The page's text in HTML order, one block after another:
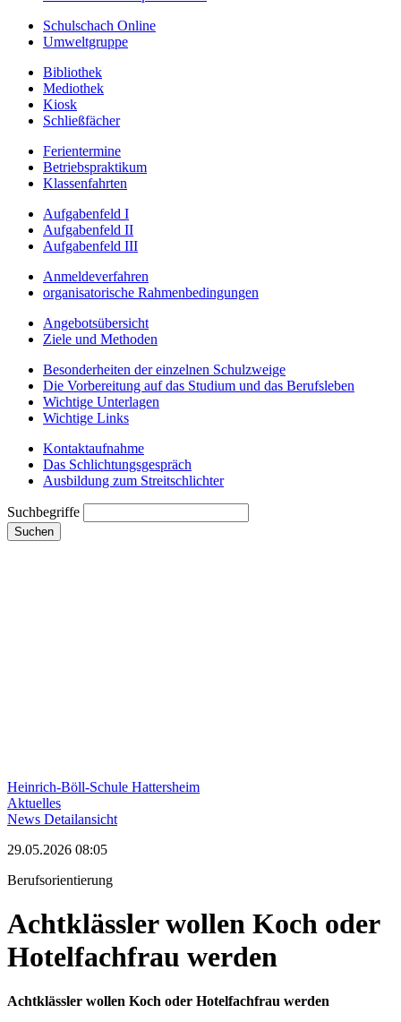
Schulschach Online
Umweltgruppe
Bibliothek
Mediothek
Kiosk
Schließfächer
Ferientermine
Betriebspraktikum
Klassenfahrten
Aufgabenfeld I
Aufgabenfeld II
Aufgabenfeld III
Anmeldeverfahren
organisatorische Rahmenbedingungen
Angebotsübersicht
Ziele und Methoden
Besonderheiten der einzelnen Schulzweige
Die Vorbereitung auf das Studium und das Berufsleben
Wichtige Unterlagen
Wichtige Links
Kontaktaufnahme
Das Schlichtungsgespräch
Ausbildung zum Streitschlichter
Suchbegriffe
Suchen
Heinrich-Böll-Schule Hattersheim
Aktuelles
News Detailansicht
29.05.2026 08:05
Berufsorientierung
Achtklässler wollen Koch oder
Hotelfachfrau werden
Achtklässler wollen Koch oder Hotelfachfrau werden